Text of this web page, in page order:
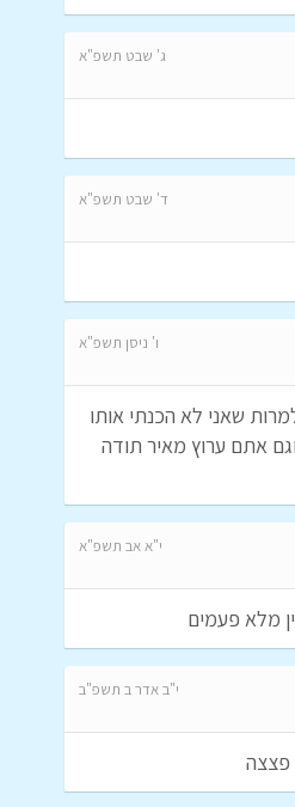
ג' שבט תשפ"א
ד' שבט תשפ"א
ו' ניסן תשפ"א
שאני לא הכנתי אותו
אתם ערוץ מאיר תודה
י"א אב תשפ"א
מלא פעמים
י"ב אדר ב תשפ"ב
פצצה